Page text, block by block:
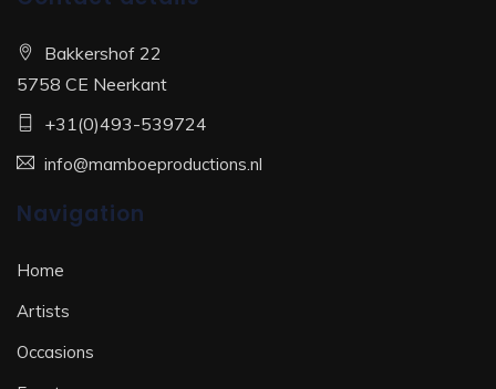
Bakkershof 22
5758 CE Neerkant
+31(0)493-539724
info@mamboeproductions.nl
Navigation
Home
Artists
Occasions